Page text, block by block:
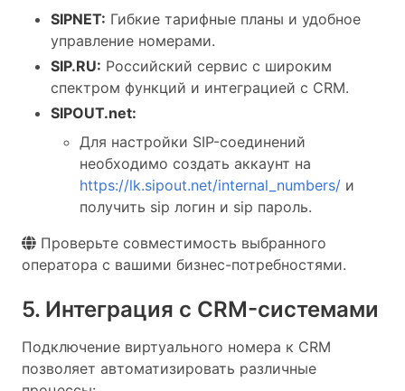
SIPNET: Гибкие тарифные планы и удобное
управление номерами.
SIP.RU: Российский сервис с широким
спектром функций и интеграцией с CRM.
SIPOUT.net:
Для настройки SIP-соединений
необходимо создать аккаунт на
https://lk.sipout.net/internal_numbers/ и
получить sip логин и sip пароль.
Проверьте совместимость выбранного
оператора с вашими бизнес-потребностями.
5. Интеграция с CRM-системами
Подключение виртуального номера к CRM
позволяет автоматизировать различные